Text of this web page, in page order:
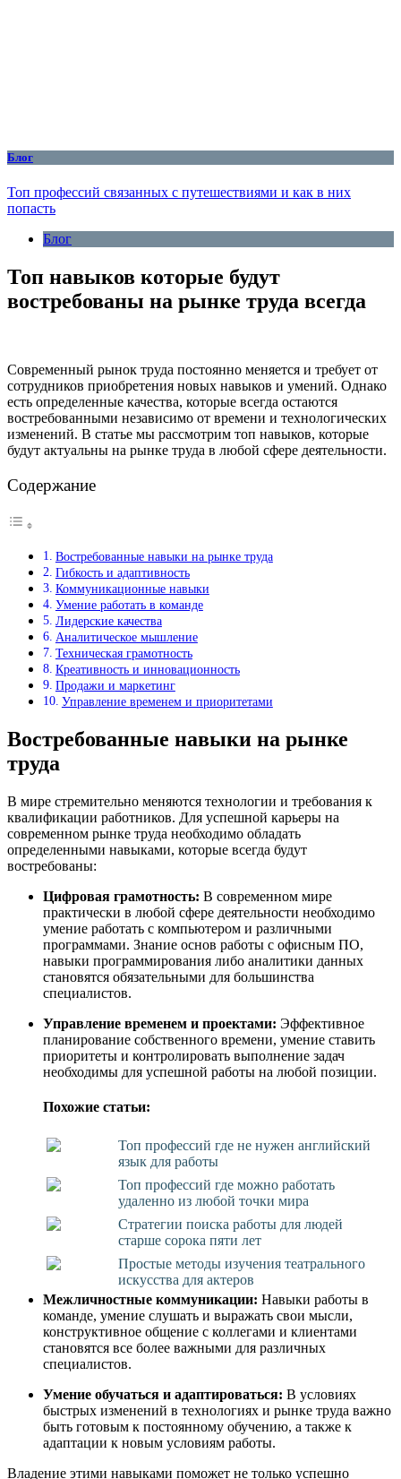
Блог
Топ профессий связанных с путешествиями и как в них
попасть
Блог
Топ навыков которые будут
востребованы на рынке труда всегда
Современный рынок труда постоянно меняется и требует от
сотрудников приобретения новых навыков и умений. Однако
есть определенные качества, которые всегда остаются
востребованными независимо от времени и технологических
изменений. В статье мы рассмотрим топ навыков, которые
будут актуальны на рынке труда в любой сфере деятельности.
Содержание
Востребованные навыки на рынке труда
Гибкость и адаптивность
Коммуникационные навыки
Умение работать в команде
Лидерские качества
Аналитическое мышление
Техническая грамотность
Креативность и инновационность
Продажи и маркетинг
Управление временем и приоритетами
Востребованные навыки на рынке
труда
В мире стремительно меняются технологии и требования к
квалификации работников. Для успешной карьеры на
современном рынке труда необходимо обладать
определенными навыками, которые всегда будут
востребованы:
Цифровая грамотность: В современном мире
практически в любой сфере деятельности необходимо
умение работать с компьютером и различными
программами. Знание основ работы с офисным ПО,
навыки программирования либо аналитики данных
становятся обязательными для большинства
специалистов.
Управление временем и проектами: Эффективное
планирование собственного времени, умение ставить
приоритеты и контролировать выполнение задач
необходимы для успешной работы на любой позиции.
Похожие статьи:
Топ профессий где не нужен английский
язык для работы
Топ профессий где можно работать
удаленно из любой точки мира
Стратегии поиска работы для людей
старше сорока пяти лет
Простые методы изучения театрального
искусства для актеров
Межличностные коммуникации: Навыки работы в
команде, умение слушать и выражать свои мысли,
конструктивное общение с коллегами и клиентами
становятся все более важными для различных
специалистов.
Умение обучаться и адаптироваться: В условиях
быстрых изменений в технологиях и рынке труда важно
быть готовым к постоянному обучению, а также к
адаптации к новым условиям работы.
Владение этими навыками поможет не только успешно